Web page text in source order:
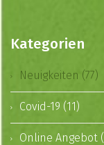
Kategorien
Neuigkeiten (77)
Covid-19 (11)
Online Angebot